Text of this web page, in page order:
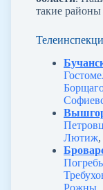
такие
Лютиж,
Рожны.